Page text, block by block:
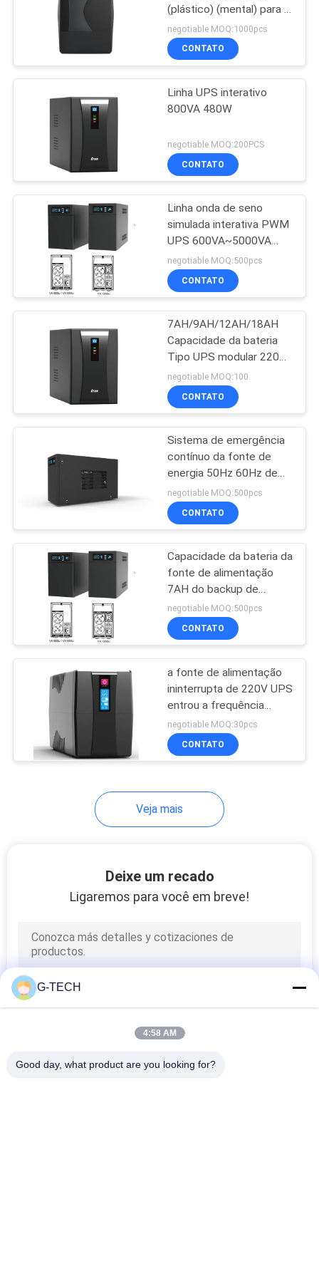
Inversor do poder
Mini C.C. UPS
bateria lifepo4
233
VRLA regulou a
bateria acidificada
ao chumbo
134
Série do AVR
Power Guard Ups
(plástico) (mental) para o
backup do poder do
escritório
negotiable MOQ:1000pcs
CONTATO
Linha UPS interativo
800VA 480W
negotiable MOQ:200PCS
CONTATO
Linha onda de seno
simulada interativa PWM
UPS 600VA~5000VA
para o dispositivo da
casa/escritório/banco de
dados
negotiable MOQ:500pcs
CONTATO
7AH/9AH/12AH/18AH
Capacidade da bateria
Tipo UPS modular 220V
UPS PWM
negotiable MOQ:100
CONTATO
Sistema de emergência
contínuo da fonte de
energia 50Hz 60Hz de
PWM
negotiable MOQ:500pcs
CONTATO
Capacidade da bateria da
fonte de alimentação
7AH do backup de
sistema de UPS 9AH
12AH 18AH
negotiable MOQ:500pcs
CONTATO
a fonte de alimentação
ininterrupta de 220V UPS
entrou a frequência
50Hz 60Hz
negotiable MOQ:30pcs
CONTATO
Veja mais
Deixe um recado
Ligaremos para você em breve!
G-TECH
4:58 AM
Good day, what product are you looking for?